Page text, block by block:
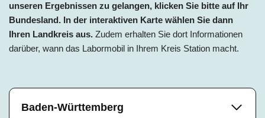
unseren Ergebnissen zu gelangen, klicken Sie bitte auf Ihr
Bundesland. In der interaktiven Karte wählen Sie dann
Ihren Landkreis aus. Zudem erhalten Sie dort Informationen
darüber, wann das Labormobil in Ihrem Kreis Station macht.
Baden-Württemberg